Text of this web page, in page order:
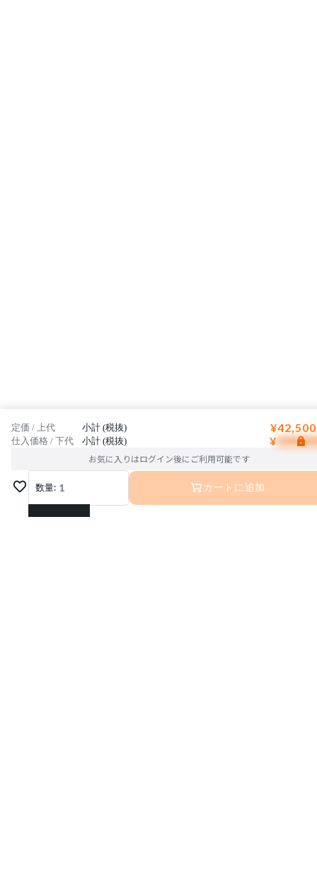
定価 / 上代 小計 (税抜)
仕入価格 / 下代 小計 (税抜) ¥
お気に入りはログイン後にご利用可能です
数量: 1
1
カートに追加